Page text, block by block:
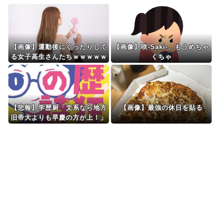
Powered by livedoor 相互RSS
【画像】運動後にぐったりして
る女子高生さんたちｗｗｗｗｗ
ｗｗｗｗ
【画像】咲-Saki-、もうめちゃ
くちゃ
【悲報】学歴厨「文系なら地方
旧帝大よりも早慶の方が上！」
【画像】最強の休日を貼る